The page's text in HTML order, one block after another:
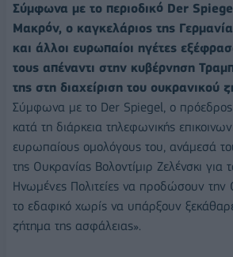
Σύμφωνα με το περιοδικό Der
Μακρόν, ο καγκελάριος της
και άλλοι ευρωπαίοι ηγέτες
τους απέναντι στην κυβέρνηση
της στη διαχείριση του ουκρανικού
Σύμφωνα με το Der Spiegel, ο πρόεδρος
κατά τη διάρκεια τηλεφωνικής
ευρωπαίους ομολόγους του, ανάμεσά
της Ουκρανίας Βολοντίμιρ Ζελένσκι για
Ηνωμένες Πολιτείες να προδώσουν
το εδαφικό χωρίς να υπάρξουν
ζήτημα της ασφάλειας».